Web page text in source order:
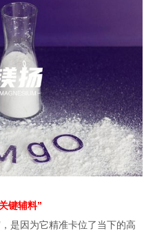
键辅料”
是因为它精准卡位了当下的高